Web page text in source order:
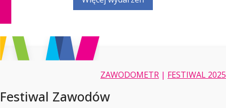
ZAWODOMETR | FESTIWAL 2025
Festiwal Zawodów